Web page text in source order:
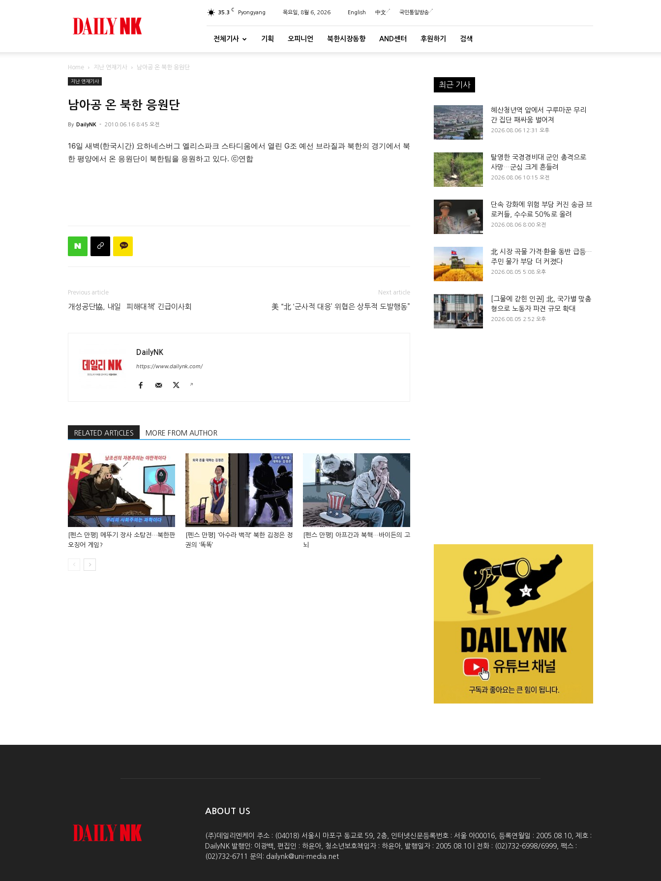
35.3 C Pyongyang 목요일, 8월 6, 2026 English 中文 국민통일방송
전체기사 기획 오피니언 북한시장동향 AND센터 후원하기 검색
Home 지난 연재기사 남아공 온 북한 응원단
지난 연재기사
남아공 온 북한 응원단
By DailyNK - 2010.06.16 8:45 오전
16일 새벽(한국시간) 요하네스버그 엘리스파크 스타디움에서 열린 G조 예선 브라질과 북한의 경기에서 북
한 평양에서 온 응원단이 북한팀을 응원하고 있다. ⓒ연합
Previous article
개성공단協, 내일 `피해대책’ 긴급이사회
Next article
美 “北 ‘군사적 대응’ 위협은 상투적 도발행동”
DailyNK
https://www.dailynk.com/
RELATED ARTICLES MORE FROM AUTHOR
[펜스 만평] 메뚜기 장사 소탕전…북한판
오징어 게임?
[펜스 만평] ‘아수라 백작’ 북한 김정은 정
권의 ‘똑똑’
[펜스 만평] 아프간과 북핵…바이든의 고
뇌
최근 기사
혜산청년역 앞에서 구루마꾼 무리
간 집단 패싸움 벌어져
2026.08.06 12:31 오후
탈영한 국경경비대 군인 총격으로
사망…군심 크게 흔들려
2026.08.06 10:15 오전
단속 강화에 위험 부담 커진 송금 브
로커들, 수수료 50%로 올려
2026.08.06 8:00 오전
北 시장 곡물 가격·환율 동반 급등…
주민 물가 부담 더 커졌다
2026.08.05 5:08 오후
[그물에 갇힌 인권] 北, 국가별 맞춤
형으로 노동자 파견 규모 확대
2026.08.05 2:52 오후
ABOUT US
(주)데일리엔케이 주소 : (04018) 서울시 마포구 동교로 59, 2층, 인터넷신문등록번호 : 서울 아00016, 등록연월일 : 2005.08.10, 제호 :
DailyNK 발행인: 이광백, 편집인 : 하윤아, 청소년보호책임자 : 하윤아, 발행일자 : 2005.08.10 | 전화 : (02)732-6998/6999, 팩스 :
(02)732-6711 문의: dailynk@uni-media.net